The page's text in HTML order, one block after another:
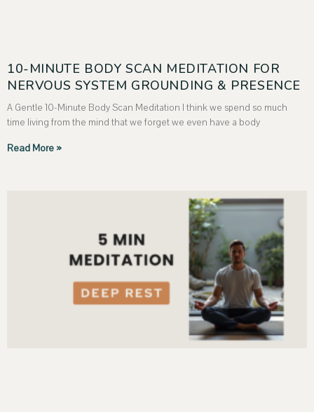
10-MINUTE BODY SCAN MEDITATION FOR
NERVOUS SYSTEM GROUNDING & PRESENCE
A Gentle 10-Minute Body Scan Meditation I think we spend so much
time living from the mind that we forget we even have a body
Read More »